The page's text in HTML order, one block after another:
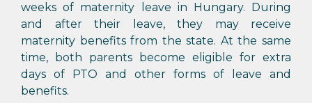
weeks of maternity leave in Hungary. During
and after their leave, they may receive
maternity benefits from the state. At the same
time, both parents become eligible for extra
days of PTO and other forms of leave and
benefits.